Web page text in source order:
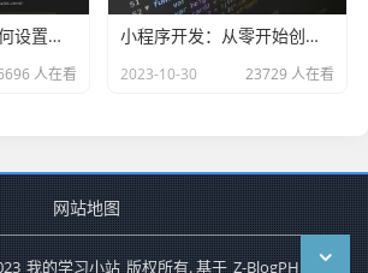
微信小程序开发如何设置圆角
人在看
小程序开发：从零开始创建属于自己的小程序
2023-10-30 23729 人在看
网站地图
我的学习小站 版权所有. 基于 Z-BlogPHP 搭建